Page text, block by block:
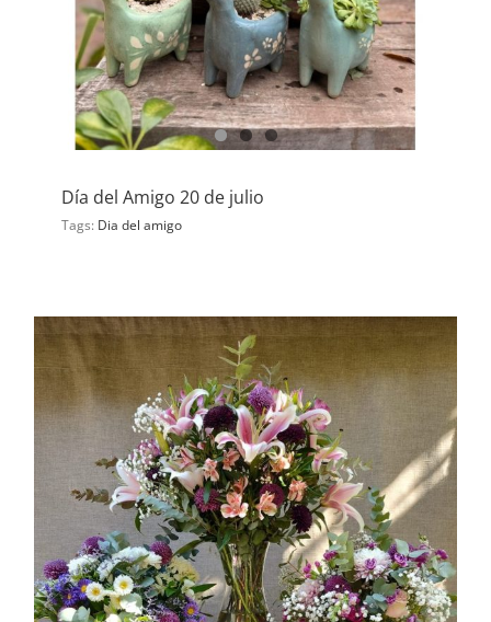
Día del Amigo 20 de julio
Tags: Dia del amigo